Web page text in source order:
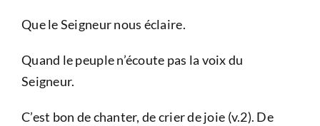
Que le Seigneur nous éclaire.
Quand le peuple n’écoute pas la voix du
Seigneur.
C’est bon de chanter, de crier de joie (v.2). De